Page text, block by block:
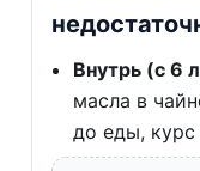
Внутрь (с 6
масла в
до еды, курс